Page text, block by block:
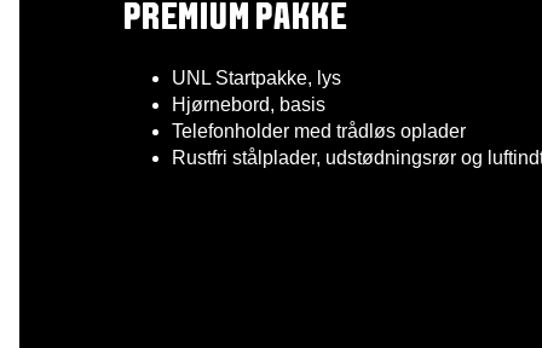
PREMIUM PAKKE
UNL Startpakke, lys
Hjørnebord, basis
Telefonholder med trådløs oplader
Rustfri stålplader, udstødningsrør og